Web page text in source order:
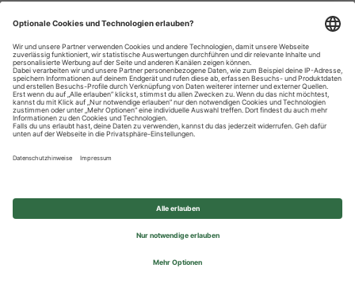
Datenschutzhinweise
Impressum
Privatsphäre-Einstellungen
© 2026 REWE Group - All rights reserved